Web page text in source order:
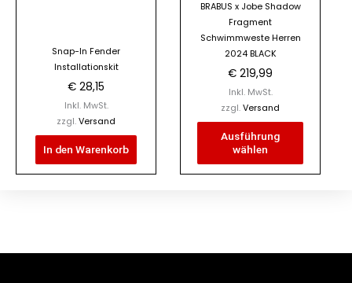
Snap-In Fender
Installationskit
€ 28,15
Inkl. MwSt.
zzgl. Versand
In den Warenkorb
BRABUS x Jobe Shadow
Fragment
Schwimmweste Herren
2024 BLACK
€ 219,99
Inkl. MwSt.
zzgl. Versand
Ausführung
wählen
können
auf
der
Produktseite
gewählt
werden